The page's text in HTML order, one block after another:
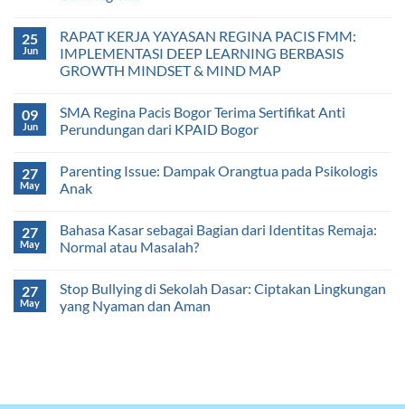
25
Jun
RAPAT KERJA YAYASAN REGINA PACIS FMM:
IMPLEMENTASI DEEP LEARNING BERBASIS
GROWTH MINDSET & MIND MAP
09
Jun
SMA Regina Pacis Bogor Terima Sertifikat Anti
Perundungan dari KPAID Bogor
27
May
Parenting Issue: Dampak Orangtua pada Psikologis
Anak
27
May
Bahasa Kasar sebagai Bagian dari Identitas Remaja:
Normal atau Masalah?
27
May
Stop Bullying di Sekolah Dasar: Ciptakan Lingkungan
yang Nyaman dan Aman